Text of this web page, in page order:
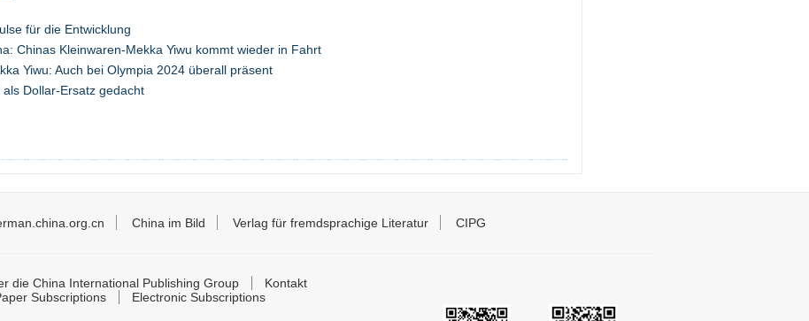
für die Entwicklung
Chinas Kleinwaren-Mekka Yiwu kommt wieder in Fahrt
Yiwu: Auch bei Olympia 2024 überall präsent
Dollar-Ersatz gedacht
China im Bild Verlag für fremdsprachige Literatur CIPG
die China International Publishing Group
Kontakt
Subscriptions
Electronic Subscriptions